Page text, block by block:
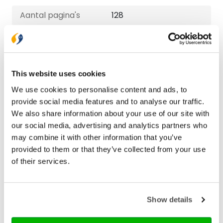
This website uses cookies
We use cookies to personalise content and ads, to
provide social media features and to analyse our traffic.
We also share information about your use of our site with
our social media, advertising and analytics partners who
may combine it with other information that you’ve
provided to them or that they’ve collected from your use
of their services.
Show details
Aantal pagina's
128
Bezorging binnen 1–2 werkdagen
Gratis retourneren
Bekijk ook eens